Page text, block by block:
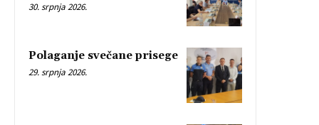
30. srpnja 2026.
Polaganje svečane prisege
29. srpnja 2026.